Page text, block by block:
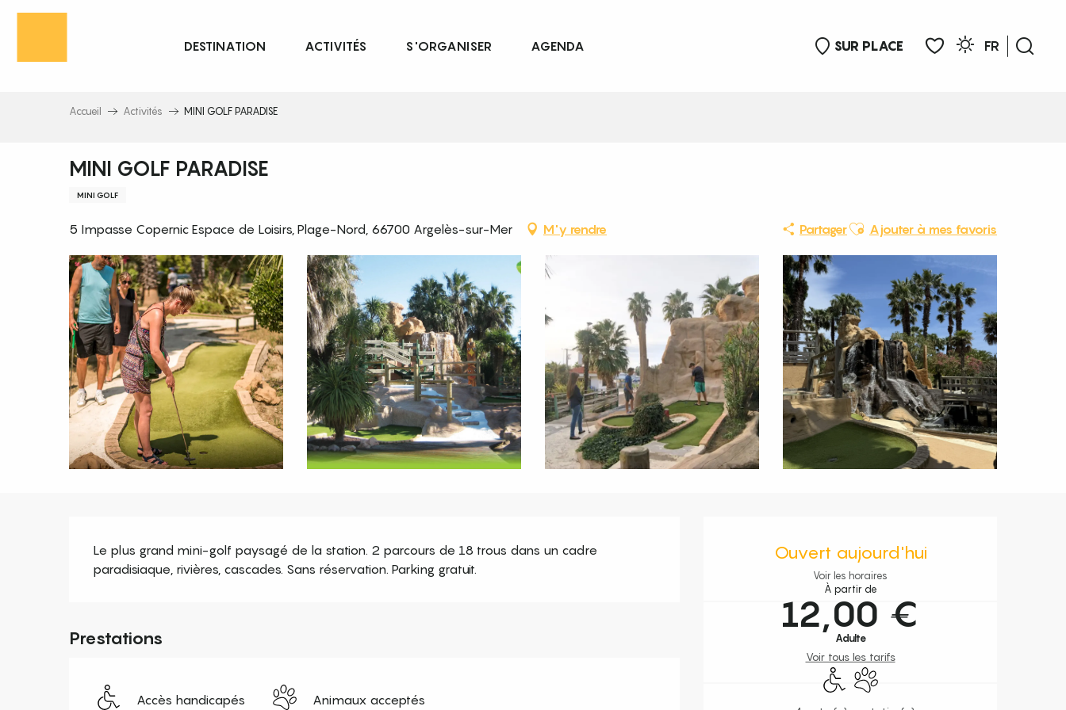
Aller
principal
SUR PLACE
FR
DESTINATION ACTIVITÉS S'ORGANISER AGENDA
Accueil Activités MINI GOLF PARADISE
MINI GOLF PARADISE
MINI GOLF
5 Impasse Copernic Espace de Loisirs, Plage-Nord, 66700 Argelès-sur-Mer M'y rendre PartagerAjouter aux favoris
Ajouter à mes favoris
Ouvert aujourd'hui
Voir les horaires
À partir de
12,00 €
Adulte
Voir tous les tarifs
Accès handicapés
Animaux acceptés
Description
Le plus grand mini-golf paysagé de la station. 2 parcours de 18 trous dans un cadre
paradisiaque, rivières, cascades. Sans réservation. Parking gratuit.
Prestations
Accès handicapés Animaux acceptés